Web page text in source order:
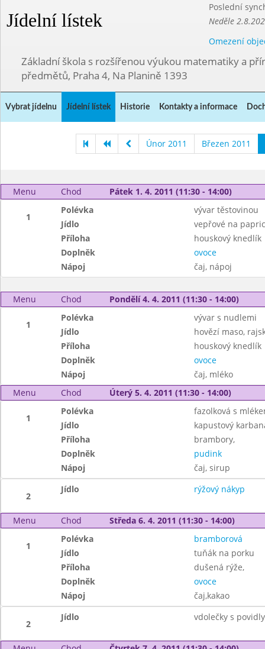
Jídelní lístek
Poslední
Neděle
Omezení
Základní škola s rozšířenou výukou matematiky a
předmětů, Praha 4, Na Planině 1393
Vybrat jídelnu Jídelní lístek Historie Kontakty a informace
Únor 2011 Březen 2011
Menu Chod Pátek 1. 4. 2011 (11:30 - 14:00)
1
Polévka
vývar těstovinou
Jídlo
vepřové na
Příloha
houskový knedlík
Doplněk
ovoce
Nápoj
čaj, nápoj
Menu Chod Pondělí 4. 4. 2011 (11:30 - 14:00)
1
Polévka
vývar s nudlemi
Jídlo
hovězí maso,
Příloha
houskový knedlík
Doplněk
ovoce
Nápoj
čaj, mléko
Menu
Chod Úterý 5. 4. 2011 (11:30 - 14:00)
1
Polévka
fazolková s
Jídlo
kapustový
Příloha
brambory,
Doplněk
pudink
Nápoj
čaj, sirup
2
Jídlo rýžový nákyp
Menu Chod Středa 6. 4. 2011 (11:30 - 14:00)
1
Polévka
bramborová
Jídlo
tuňák na porku
Příloha
dušená rýže,
Doplněk
ovoce
Nápoj
čaj,kakao
2
Jídlo vdolečky s